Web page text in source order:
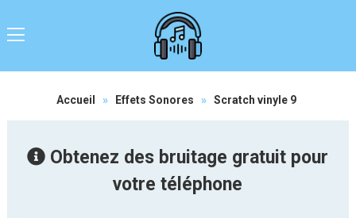
Accueil » Effets Sonores » Scratch vinyle 9
Obtenez des bruitage gratuit pour
votre téléphone